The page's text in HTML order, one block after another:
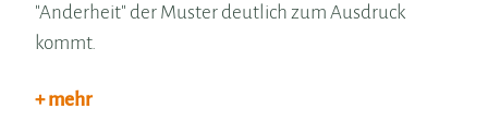
"Anderheit" der Muster deutlich zum Ausdruck
kommt.
+ mehr